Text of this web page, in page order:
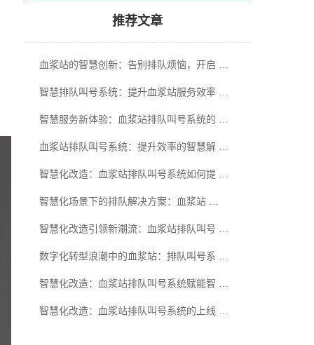
推荐文章
血浆站的智慧创新：告别排队烦恼，开启 …
智慧排队叫号系统：提升血浆站服务效率 …
智慧服务新体验：血浆站排队叫号系统的 …
血浆站排队叫号系统：提升效率的智慧解 …
智慧化改造：血浆站排队叫号系统如何提 …
智慧化场景下的排队解决方案：血浆站 …
智慧化改造引领新潮流：血浆站排队叫号 …
数字化转型浪潮中的血浆站：排队叫号系 …
智慧化改造：血浆站排队叫号系统赋能智 …
智慧化改造：血浆站排队叫号系统的上线 …